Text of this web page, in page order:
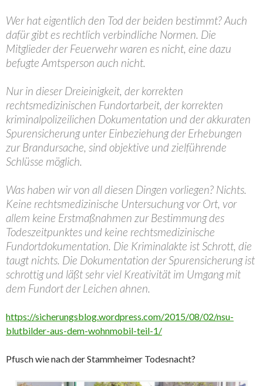
Wer hat eigentlich den Tod der beiden bestimmt? Auch
dafür gibt es rechtlich verbindliche Normen. Die
Mitglieder der Feuerwehr waren es nicht, eine dazu
befugte Amtsperson auch nicht.
Nur in dieser Dreieinigkeit, der korrekten
rechtsmedizinischen Fundortarbeit, der korrekten
kriminalpolizeilichen Dokumentation und der akkuraten
Spurensicherung unter Einbeziehung der Erhebungen
zur Brandursache, sind objektive und zielführende
Schlüsse möglich.
Was haben wir von all diesen Dingen vorliegen? Nichts.
Keine rechtsmedizinische Untersuchung vor Ort, vor
allem keine Erstmaßnahmen zur Bestimmung des
Todeszeitpunktes und keine rechtsmedizinische
Fundortdokumentation. Die Kriminalakte ist Schrott, die
taugt nichts. Die Dokumentation der Spurensicherung ist
schrottig und läßt sehr viel Kreativität im Umgang mit
dem Fundort der Leichen ahnen.
https://sicherungsblog.wordpress.com/2015/08/02/nsu-
blutbilder-aus-dem-wohnmobil-teil-1/
Pfusch wie nach der Stammheimer Todesnacht?